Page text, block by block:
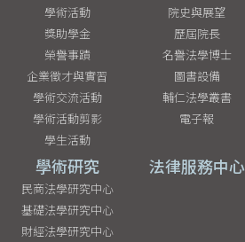
學術活動
獎助學金
榮譽事蹟
企業徵才與實習
學術交流活動
學術活動剪影
學生活動
院史與展望
歷屆院長
名譽法學博士
圖書設備
輔仁法學叢書
電子報
學術研究
民商法學研究中心
基礎法學研究中心
財經法學研究中心
法律服務中心